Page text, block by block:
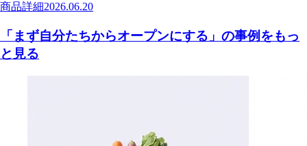
商品詳細2026.06.20
「まず自分たちからオープンにする」の事例をもっ
と見る